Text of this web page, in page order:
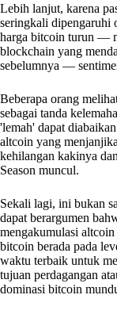
Lebih lanjut, karena
seringkali dipengaruhi
harga bitcoin turun —
blockchain yang
sebelumnya —
Beberapa orang
sebagai tanda
'lemah' dapat
altcoin yang
kehilangan kakinya
Season muncul.
Sekali lagi, ini bukan
dapat berargumen
mengakumulasi
bitcoin berada pada
waktu terbaik untuk
tujuan perdagangan
dominasi bitcoin